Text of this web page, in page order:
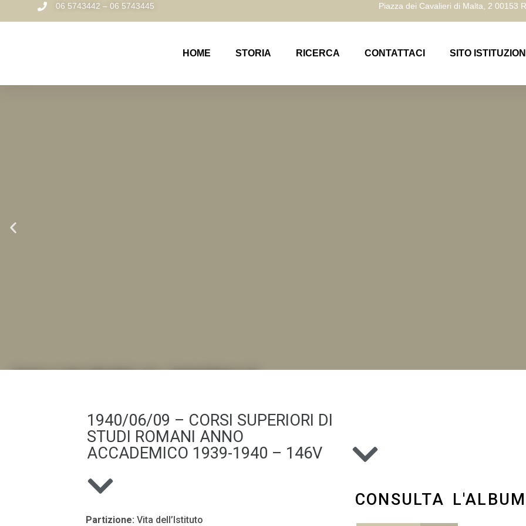
06 5743442 – 06 5743445 Piazza dei Cavalieri di Malta, 2 00153
HOME STORIA RICERCA CONTATTACI SITO
.LA "VITA DELL'ISTITUTO" ATTRAVERSO LE IMMAGINI
1940/06/09 – CORSI SUPERIORI DI
STUDI ROMANI ANNO
ACCADEMICO 1939-1940 – 146V
Partizione: Vita dell’Istituto
CONSULTA L'ALBUM